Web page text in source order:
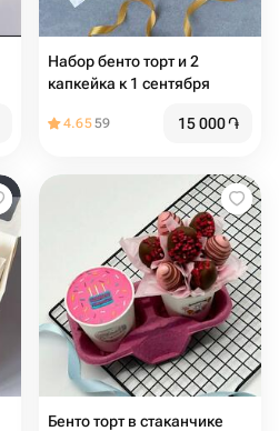
Набор бенто торт и 2
капкейка к 1 сентября
4.6559 15 000֏
Бенто торт в стаканчике